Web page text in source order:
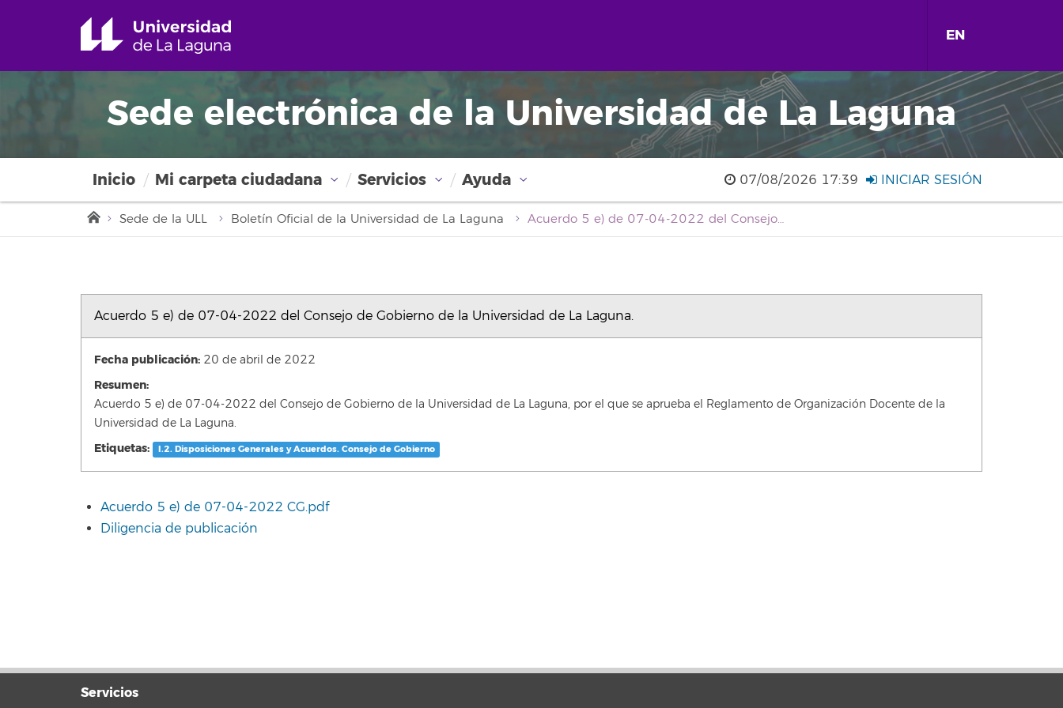
EN
Sede electrónica de la Universidad de La Laguna
Inicio Mi carpeta ciudadana Servicios Ayuda 07/08/2026 17:39 INICIAR SESIÓN
Sede de la ULL Boletín Oficial de la Universidad de La Laguna Acuerdo 5 e) de 07-04-2022 del Consejo de Gobierno de la Universidad de La Laguna.
Acuerdo 5 e) de 07-04-2022 del Consejo de Gobierno de la Universidad de La Laguna.
Fecha publicación: 20 de abril de 2022
Resumen:
Acuerdo 5 e) de 07-04-2022 del Consejo de Gobierno de la Universidad de La Laguna, por el que se aprueba el Reglamento de Organización Docente de la
Universidad de La Laguna.
Etiquetas: I.2. Disposiciones Generales y Acuerdos. Consejo de Gobierno
Acuerdo 5 e) de 07-04-2022 CG.pdf
Diligencia de publicación
Servicios